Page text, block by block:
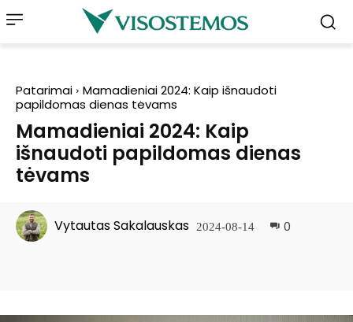
Patarimai
Mamadieniai 2024: Kaip išnaudoti
papildomas dienas tėvams
Mamadieniai 2024: Kaip
išnaudoti papildomas dienas
tėvams
Vytautas Sakalauskas 2024-08-14 0